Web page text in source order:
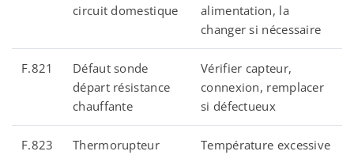
circuit domestique
alimentation, la
changer si nécessaire
F.821
Défaut sonde
départ résistance
chauffante
Vérifier capteur,
connexion, remplacer
si défectueux
F.823 Thermorupteur Température excessive